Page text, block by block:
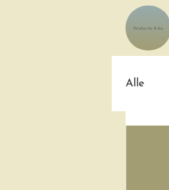
Website-Abo
Alle